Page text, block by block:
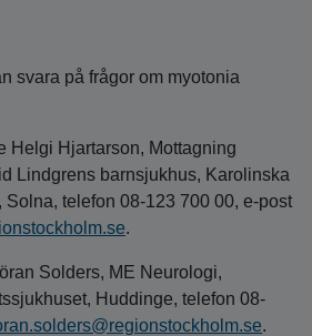
svara på frågor om myotonia
Helgi Hjartarson, Mottagning
Lindgrens barnsjukhus, Karolinska
telefon 08-123 700 00, e-post
.
Solders, ME Neurologi,
Huddinge, telefon 08-
.